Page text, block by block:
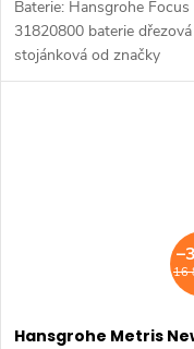
Baterie: Hansgrohe Focus
31820800 baterie dřezová
stojánková od značky
Hansgrohe. Série: Focus
16
Hansgrohe Metris